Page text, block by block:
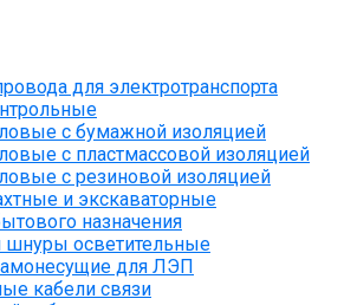
для электротранспорта
с бумажной изоляцией
с пластмассовой изоляцией
с резиновой изоляцией
и экскаваторные
назначения
шнуры осветительные
для ЛЭП
кабели связи